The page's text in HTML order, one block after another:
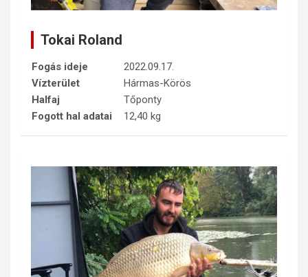
Tokai Roland
Fogás ideje
2022.09.17.
Vízterület
Hármas-Körös
Halfaj
Tőponty
Fogott hal adatai
12,40 kg